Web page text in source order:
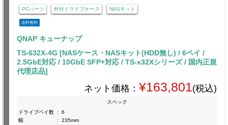
PCパーツ 外付ドライブケース NASキット
送料無料
QNAP キューナップ
TS-632X-4G [NASケース・NASキット(HDD無し) / 6ベイ /
2.5GbE対応 / 10GbE SFP+対応 / TS-x32Xシリーズ / 国内正規
代理店品]
ネット価格： ¥163,801(税込)
スペック
ドライブベイ数 :
6
幅
:
235mm